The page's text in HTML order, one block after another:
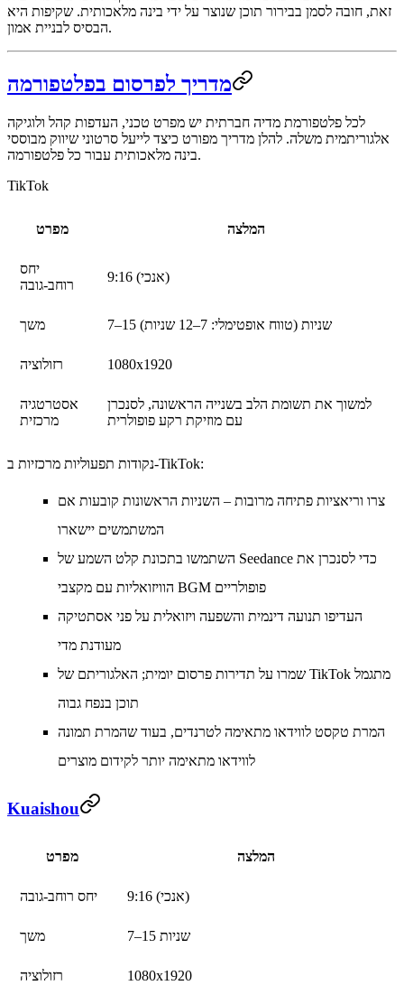
זאת, חובה לסמן בבירור תוכן שנוצר על ידי בינה מלאכותית. שקיפות היא
הבסיס לבניית אמון.
מדריך לפרסום בפלטפורמה
לכל פלטפורמת מדיה חברתית יש מפרט טכני, העדפות קהל ולוגיקה
אלגוריתמית משלה. להלן מדריך מפורט כיצד לייעל סרטוני שיווק מבוססי
בינה מלאכותית עבור כל פלטפורמה.
TikTok
מפרט המלצה
יחס
רוחב-גובה
9:16 (אנכי)
משך 7–15 שניות (טווח אופטימלי: 7–12 שניות)
רזולוציה 1080x1920
אסטרטגיה
מרכזית
למשוך את תשומת הלב בשנייה הראשונה, לסנכרן
עם מוזיקת רקע פופולרית
נקודות תפעוליות מרכזיות ב-TikTok:
צרו וריאציות פתיחה מרובות – השניות הראשונות קובעות אם
המשתמשים יישארו
השתמשו בתכונת קלט השמע של Seedance כדי לסנכרן את
הוויזואליות עם מקצבי BGM פופולריים
העדיפו תנועה דינמית והשפעה ויזואלית על פני אסתטיקה
מעודנת מדי
שמרו על תדירות פרסום יומית; האלגוריתם של TikTok מתגמל
תוכן בנפח גבוה
המרת טקסט לווידאו מתאימה לטרנדים, בעוד שהמרת תמונה
לווידאו מתאימה יותר לקידום מוצרים
Kuaishou
מפרט המלצה
יחס רוחב-גובה 9:16 (אנכי)
משך 7–15 שניות
רזולוציה 1080x1920